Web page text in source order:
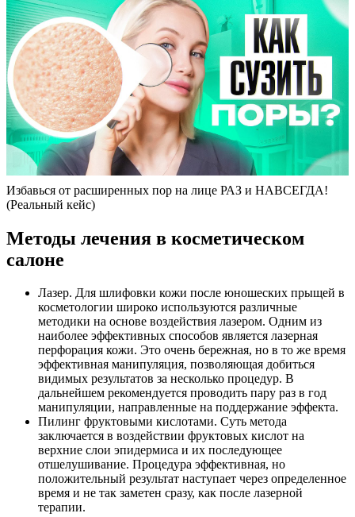
Избавься от расширенных пор на лице РАЗ и НАВСЕГДА!
(Реальный кейс)
Методы лечения в косметическом
салоне
Лазер. Для шлифовки кожи после юношеских прыщей в
косметологии широко используются различные
методики на основе воздействия лазером. Одним из
наиболее эффективных способов является лазерная
перфорация кожи. Это очень бережная, но в то же время
эффективная манипуляция, позволяющая добиться
видимых результатов за несколько процедур. В
дальнейшем рекомендуется проводить пару раз в год
манипуляции, направленные на поддержание эффекта.
Пилинг фруктовыми кислотами. Суть метода
заключается в воздействии фруктовых кислот на
верхние слои эпидермиса и их последующее
отшелушивание. Процедура эффективная, но
положительный результат наступает через определенное
время и не так заметен сразу, как после лазерной
терапии.